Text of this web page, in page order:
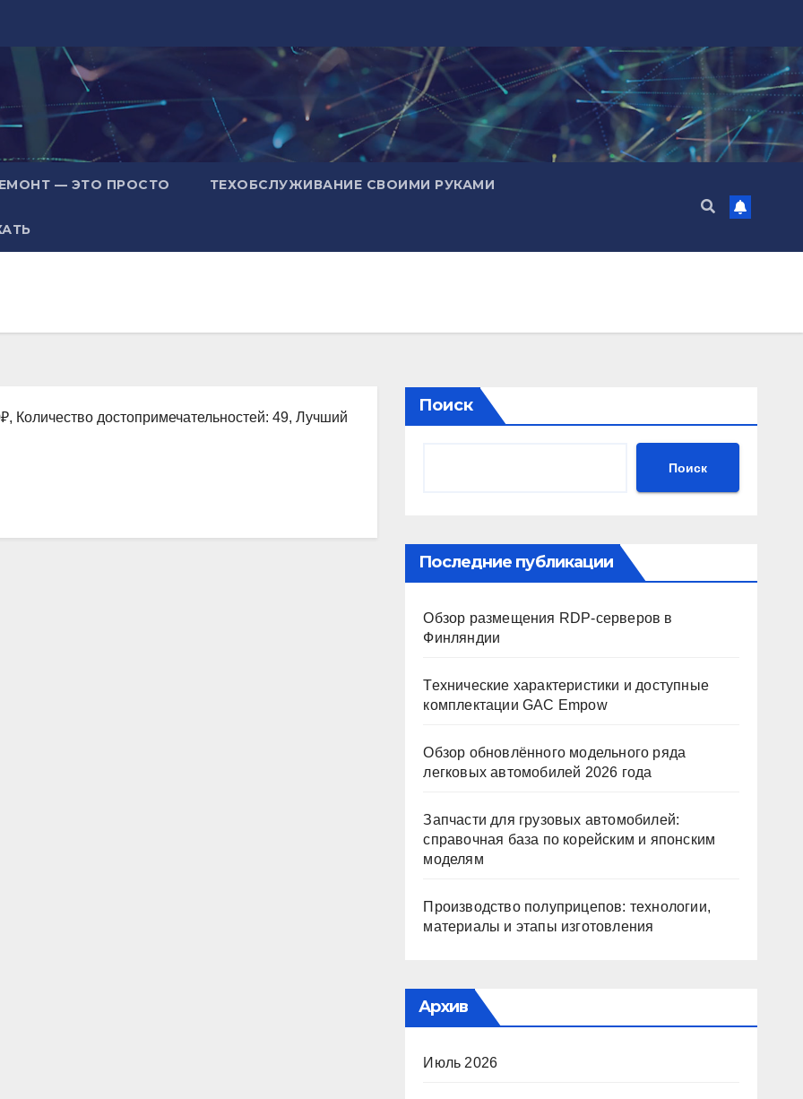
— ЭТО ПРОСТО ТЕХОБСЛУЖИВАНИЕ СВОИМИ РУКАМИ
Количество достопримечательностей: 49, Лучший
Поиск
Поиск
Последние публикации
Обзор размещения RDP-серверов в
Финляндии
Технические характеристики и доступные
комплектации GAC Empow
Обзор обновлённого модельного ряда
легковых автомобилей 2026 года
Запчасти для грузовых автомобилей:
справочная база по корейским и японским
моделям
Производство полуприцепов: технологии,
материалы и этапы изготовления
Архив
Июль 2026